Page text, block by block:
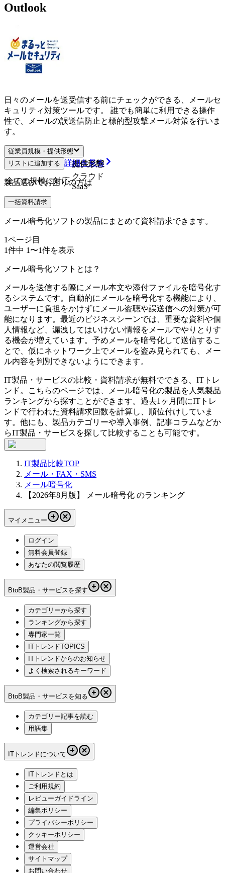
Outlook
日々のメールを送受信する前にチェックができる、メールセ
キュリティ対策ツールです。 誰でも簡単に利用できる操作
性で、メールの誤送信防止と標的型攻撃メール対策を行いま
す。
従業員規模・提供形態
従業員規模
提供形態
全ての規模に対応
クラウド
SaaS
リストに追加する 詳細を見る
製品選びでお困りの方は
一括資料請求
メール暗号化ソフトの製品にまとめて資料請求できます。
1ページ目
1件中 1 〜1件を表示
メール暗号化ソフトとは？
メールを送信する際にメール本文や添付ファイルを暗号化す
るシステムです。自動的にメールを暗号化する機能により、
ユーザーに負担をかけずにメール盗聴や誤送信への対策が可
能になります。最近のビジネスシーンでは、重要な資料や個
人情報など、漏洩してはいけない情報をメールでやりとりす
る機会が増えています。予めメールを暗号化して送信するこ
とで、仮にネットワーク上でメールを盗み見られても、メー
ル内容を判別できないようにできます。
IT製品・サービスの比較・資料請求が無料でできる、ITトレ
ンド。こちらのページでは、メール暗号化の製品を人気製品
ランキングから探すことができます。過去1ヶ月間にITトレ
ンドで行われた資料請求回数を計算し、順位付けしていま
す。他にも、製品カテゴリーや導入事例、記事コラムなどか
らIT製品・サービスを探して比較することも可能です。
IT製品比較TOP
メール・FAX・SMS
メール暗号化
【2026年8月版】 メール暗号化 のランキング
マイメニュー
ログイン
無料会員登録
あなたの閲覧履歴
BtoB製品・サービスを探す
カテゴリーから探す
ランキングから探す
専門家一覧
ITトレンドTOPICS
ITトレンドからのお知らせ
よく検索されるキーワード
BtoB製品・サービスを知る
カテゴリー記事を読む
用語集
ITトレンドについて
ITトレンドとは
ご利用規約
レビューガイドライン
編集ポリシー
プライバシーポリシー
クッキーポリシー
運営会社
サイトマップ
お問い合わせ